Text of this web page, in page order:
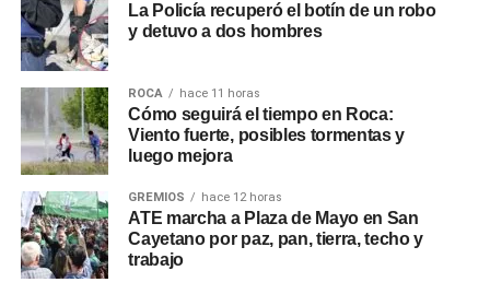
La Policía recuperó el botín de un robo
y detuvo a dos hombres
ROCA hace 11 horas
Cómo seguirá el tiempo en Roca:
Viento fuerte, posibles tormentas y
luego mejora
GREMIOS hace 12 horas
ATE marcha a Plaza de Mayo en San
Cayetano por paz, pan, tierra, techo y
trabajo